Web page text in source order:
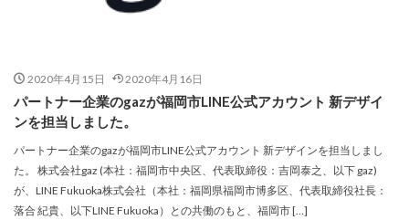
2020年4月15日 2020年4月16日
パートナー企業のgazが福岡市LINE公式アカウント 新デザイ
ンを担当しました。
パートナー企業のgazが福岡市LINE公式アカウント 新デザインを担当しまし
た。 株式会社gaz (本社：福岡市中央区、代表取締役：吉岡泰之、以下 gaz)
が、LINE Fukuoka株式会社（本社：福岡県福岡市博多区、代表取締役社長：
落合 紀貴、以下LINE Fukuoka）との共働のもと、福岡市 […]